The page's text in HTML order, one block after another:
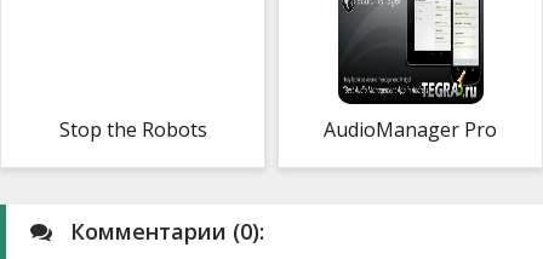
Stop the Robots AudioManager Pro
Комментарии (0):